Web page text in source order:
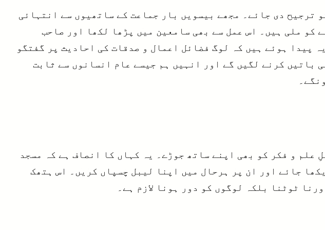
ترجیح دی جائے۔ مجھے بیسویں بار جماعت کے ساتھیوں سے انتہائی
کو ملی ہیں۔ اس عمل سے بھی سامعین میں پڑھا لکھا اور صاحب
پیدا ہوئے ہیں کہ لوگ فضائل اعمال و صدقات کی احادیث پر گفتگو
باتیں کرنے لگیں گے اور انہیں ہم جیسے عام انسانوں سے ثابت
علم و فکر کو بھی اپنے ساتھ جوڑے۔ یہ کہاں کا انصاف ہے کہ مسجد
جائے اور ان پر ہرحال میں اپنا لیبل چسپاں کریں۔ اس ہتھک
ٹوٹنا بلکہ لوگوں کو دور ہونا لازم ہے۔